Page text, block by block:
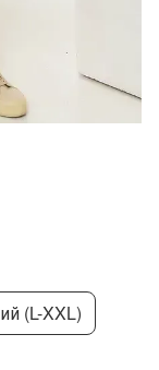
(L-XXL)